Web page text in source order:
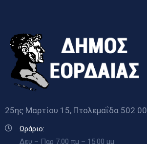
25ης Μαρτίου 15, Πτολεμαΐδα 502 00
Ωράριο:
Δευ – Παρ 7.00 πμ – 15.00 μμ